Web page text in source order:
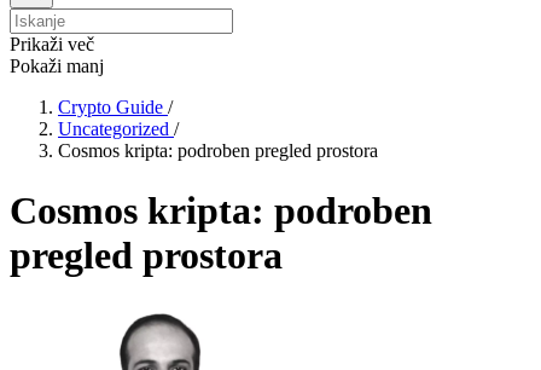
Prikaži več
Pokaži manj
Crypto Guide /
Uncategorized /
Cosmos kripta: podroben pregled prostora
Cosmos kripta: podroben
pregled prostora